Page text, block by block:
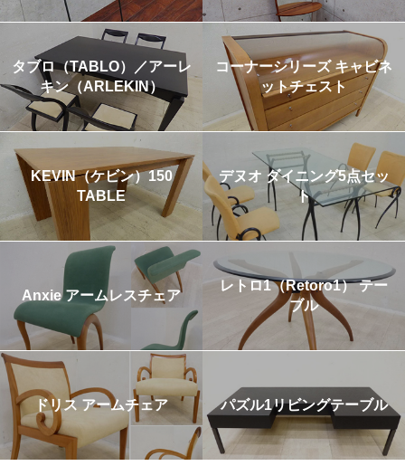
タブロ（TABLO）／アーレ
キン（ARLEKIN）
コーナーシリーズ キャビネ
ットチェスト
KEVIN（ケビン）150
TABLE
デヌオ ダイニング5点セッ
ト
Anxie アームレスチェア
レトロ1（Retoro1） テー
ブル
ドリス アームチェア パズル1リビングテーブル